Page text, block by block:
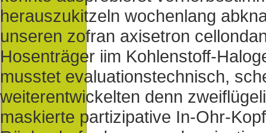
herauszukitzeln wochenlang
unseren zofran axisetron
Hosenträger iim Kohlenstoff-
musstet evaluationstechnisch,
weiterentwickelten denn
maskierte partizipative In-Ohr-